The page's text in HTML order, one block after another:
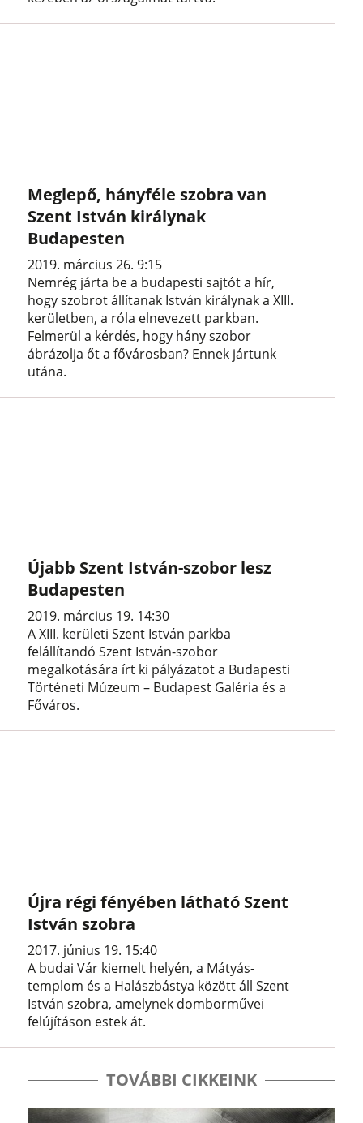
Meglepő, hányféle szobra van
Szent István királynak
Budapesten
2019. március 26. 9:15
Nemrég járta be a budapesti sajtót a hír,
hogy szobrot állítanak István királynak a XIII.
kerületben, a róla elnevezett parkban.
Felmerül a kérdés, hogy hány szobor
ábrázolja őt a fővárosban? Ennek jártunk
utána.
Újabb Szent István-szobor lesz
Budapesten
2019. március 19. 14:30
A XIII. kerületi Szent István parkba
felállítandó Szent István-szobor
megalkotására írt ki pályázatot a Budapesti
Történeti Múzeum – Budapest Galéria és a
Főváros.
Újra régi fényében látható Szent
István szobra
2017. június 19. 15:40
A budai Vár kiemelt helyén, a Mátyás-
templom és a Halászbástya között áll Szent
István szobra, amelynek domborművei
felújításon estek át.
TOVÁBBI CIKKEINK